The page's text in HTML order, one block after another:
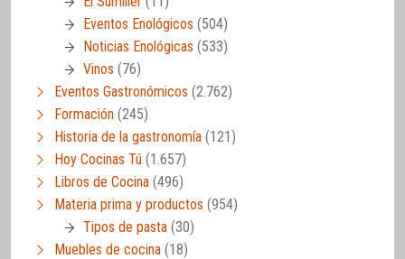
Eventos Enológicos (504)
Noticias Enológicas (533)
Vinos (76)
Eventos Gastronómicos (2.762)
Formación (245)
Historia de la gastronomía (121)
Hoy Cocinas Tú (1.657)
Libros de Cocina (496)
Materia prima y productos (954)
Tipos de pasta (30)
Muebles de cocina (18)